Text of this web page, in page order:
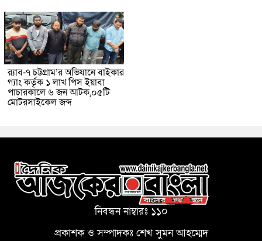
র‌্যাব-৭ চট্টগ্রাম’র অভিযানে বাইকার
গ্যাং কর্তৃক ১ লাখ পিস ইয়াবা
পাচারকালে ৬ জন আটক,০৫টি
মোটরসাইকেল জব্দ
নিবন্ধন নাম্বারঃ ১১০
প্রকাশক ও সম্পাদকঃ শেখ সুমন আহম্মেদ